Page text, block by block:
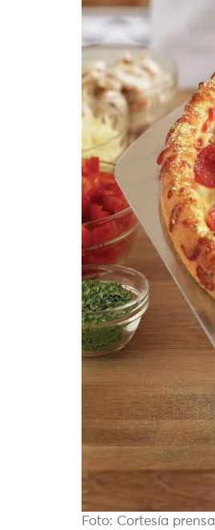
Foto: Cortesía prensa